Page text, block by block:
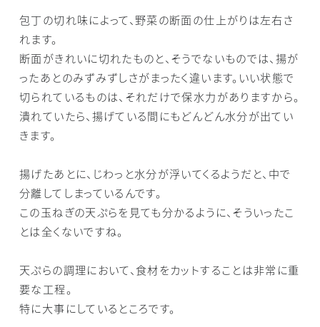
包丁の切れ味によって、野菜の断面の仕上がりは左右さ
れます。
断面がきれいに切れたものと、そうでないものでは、揚が
ったあとのみずみずしさがまったく違います。いい状態で
切られているものは、それだけで保水力がありますから。
潰れていたら、揚げている間にもどんどん水分が出てい
きます。
揚げたあとに、じわっと水分が浮いてくるようだと、中で
分離してしまっているんです。
この玉ねぎの天ぷらを見ても分かるように、そういったこ
とは全くないですね。
天ぷらの調理において、食材をカットすることは非常に重
要な工程。
特に大事にしているところです。